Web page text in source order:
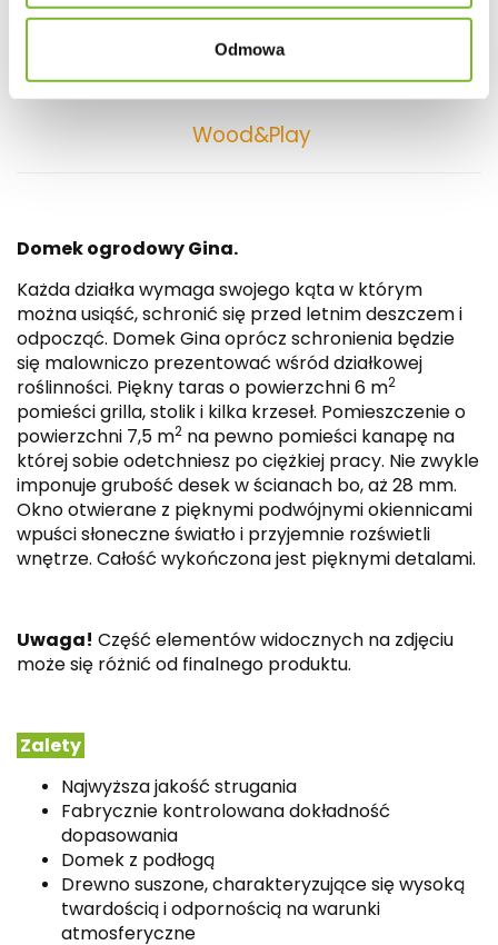
Odmowa
Domek ogrodowy 300 x
300 cm + Taras 200 cm
Wood&Play
Domek ogrodowy Gina.
Każda działka wymaga swojego kąta w którym
można usiąść, schronić się przed letnim deszczem i
odpocząć. Domek Gina oprócz schronienia będzie
się malowniczo prezentować wśród działkowej
roślinności. Piękny taras o powierzchni 6 m2
pomieści grilla, stolik i kilka krzeseł. Pomieszczenie o
powierzchni 7,5 m2 na pewno pomieści kanapę na
której sobie odetchniesz po ciężkiej pracy. Nie zwykle
imponuje grubość desek w ścianach bo, aż 28 mm.
Okno otwierane z pięknymi podwójnymi okiennicami
wpuści słoneczne światło i przyjemnie rozświetli
wnętrze. Całość wykończona jest pięknymi detalami.
Uwaga! Część elementów widocznych na zdjęciu
może się różnić od finalnego produktu.
Zalety
Najwyższa jakość strugania
Fabrycznie kontrolowana dokładność
dopasowania
Domek z podłogą
Drewno suszone, charakteryzujące się wysoką
twardością i odpornością na warunki
atmosferyczne